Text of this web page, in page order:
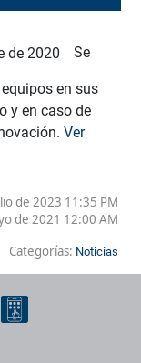
Se
en sus
y en caso de
Ver
de 2023 11:35 PM
de 2021 12:00 AM
Categorías: Noticias